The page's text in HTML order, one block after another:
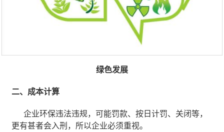
绿色发展
二、成本计算
企业环保违法违规，可能罚款、按日计罚、关闭等，
更有甚者会入刑，所以企业必须重视。